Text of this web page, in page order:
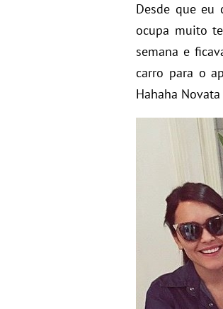
Desde que eu
ocupa muito
semana e
carro para o
Hahaha